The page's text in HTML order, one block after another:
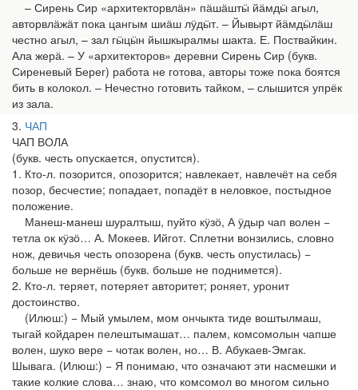
– Сирень Сир «архитектор­влӓн» пӓшӓштӹ йӓмдӹ агыл,
авторвлӓжӓт пока цангым шиӓш лӱдӹт. – Йывырт йӓмдӹлӓш
честно агыл, – зал гӹцӹн йышкыралмы шакта. Е. Поствайкин.
Ала жерӓ. – У «архитекторов» деревни Сирень Сир (букв.
Сиреневый Берег) работа не готова, авторы тоже пока боятся
бить в колокол. – Нечестно готовить тайком, – слышится упрёк
из зала.
3 ЧАП
ЧАП ВОЛА
(букв. честь опускается, опустится).
1. Кто-л. позорится, опозорится; навлекает, навлечёт на себя
позор, бесчестие; попадает, попадёт в неловкое, постыдное
положение.
Манеш-манеш шуралтыш, пуйто кӱзӧ, А ӱдыр чап волен −
тетла ок кӱзӧ… А. Мокеев. Ийгот. Сплетни вонзились, словно
нож, девичья честь опозорена (букв. честь опустилась) −
больше не вернёшь (букв. больше не поднимется).
2. Кто-л. теряет, потеряет авторитет; роняет, уронит
достоинство.
(Илюш:) − Мый умылем, мом ончыкта тиде воштылмаш,
тыгай койдарен пелештымашат… палем, комсомолын чапше
волен, шуко вере − чотак волен, но… В. Абукаев-Эмгак.
Шывага. (Илюш:) − Я понимаю, что означают эти насмешки и
такие колкие слова… знаю, что комсомол во многом сильно